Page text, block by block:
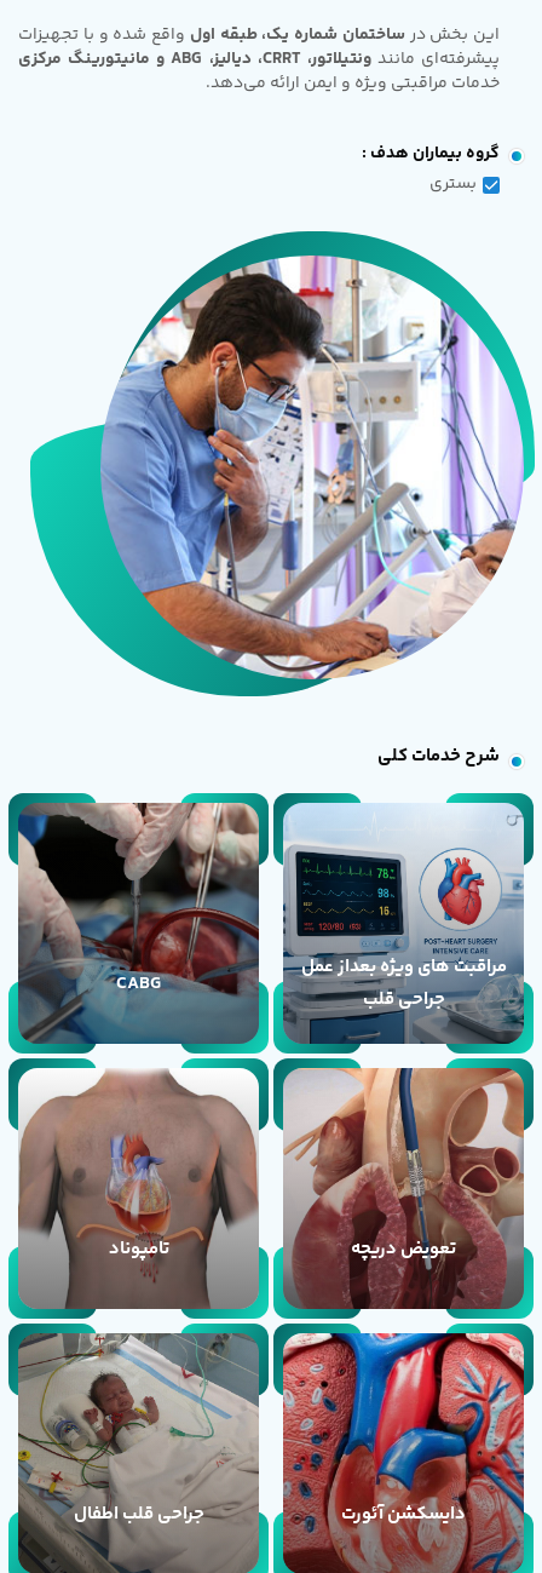
این بخش در ساختمان شماره یک، طبقه اول واقع شده و با تجهیزات
پیشرفته‌ای مانندونتیلاتور، CRRT، دیالیز، ABG و مانیتورینگ مرکزی
خدمات مراقبتی ویژه و ایمن ارائه می‌دهد.
گروه بیماران هدف :
بستری
شرح خدمات کلی
مراقبت های ویژه بعداز عمل
جراحی قلب
CABG
تعویض دریچه تامپوناد
دایسکشن آئورت جراحی قلب اطفال